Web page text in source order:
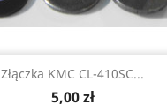
Złączka KMC CL-410SC...
Cena
5,00 zł